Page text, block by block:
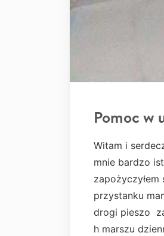
Pomoc w
Witam i
mnie bardzo
zapożyczyłem
przystanku
drogi pieszo
h marszu